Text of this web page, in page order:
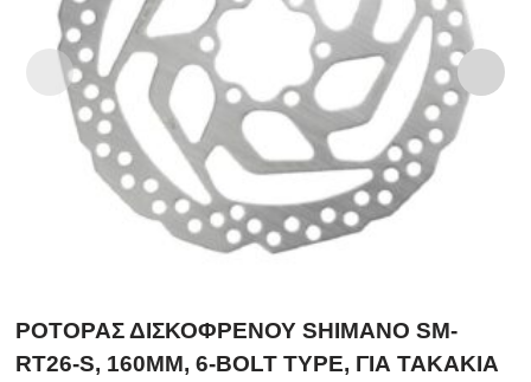
ΡΟΤΟΡΑΣ ΔΙΣΚΟΦΡΕΝΟΥ SHIMANO SM-
RT26-S, 160MM, 6-BOLT TYPE, ΓΙΑ ΤΑΚΑΚΙΑ